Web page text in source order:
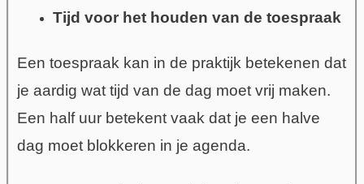
Tijd voor het houden van de toespraak
Een toespraak kan in de praktijk betekenen dat
je aardig wat tijd van de dag moet vrij maken.
Een half uur betekent vaak dat je een halve
dag moet blokkeren in je agenda.